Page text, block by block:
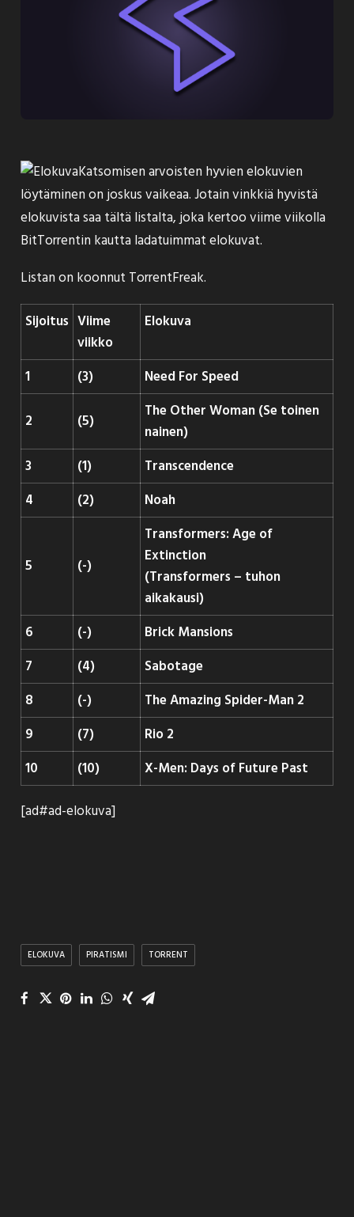
Katsomisen arvoisten hyvien elokuvien
löytäminen on joskus vaikeaa. Jotain vinkkiä hyvistä
elokuvista saa tältä listalta, joka kertoo viime viikolla
BitTorrentin kautta ladatuimmat elokuvat.
Listan on koonnut TorrentFreak.
Sijoitus Viime
viikko
Elokuva
1 (3) Need For Speed
2 (5)
The Other Woman (Se toinen
nainen)
3
(1)
Transcendence
4
(2) Noah
5 (-)
Transformers: Age of
Extinction
(Transformers – tuhon
aikakausi)
6
(-)
Brick Mansions
7
(4)
Sabotage
8
(-)
The Amazing Spider-Man 2
9
(7)
Rio 2
10
(10)
X-Men: Days of Future Past
[ad#ad-elokuva]
ELOKUVA PIRATISMI TORRENT